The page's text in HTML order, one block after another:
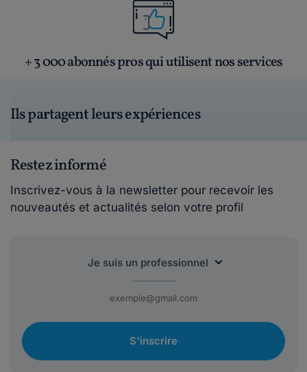
+ 3 000 abonnés pros qui utilisent nos services
Ils partagent leurs expériences
Restez informé
Inscrivez-vous à la newsletter pour recevoir les
nouveautés et actualités selon votre profil
S'inscrire